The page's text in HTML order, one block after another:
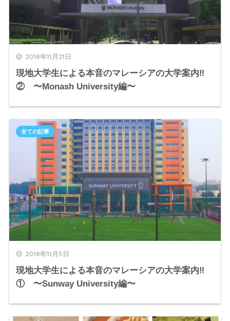
2018年11月21日
現地大学生による本音のマレーシアの大学案内‼︎
② 〜Monash University編〜
2018年11月5日
現地大学生による本音のマレーシアの大学案内‼︎
① 〜Sunway University編〜
全ての記事